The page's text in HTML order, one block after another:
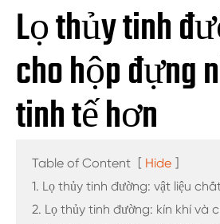
Lọ thủy tinh
cho hộp đựng
tinh tế hơn
Table of Content [ Hide ]
1. Lọ thủy tinh đường: vật liệu
2. Lọ thủy tinh đường: kín khí và